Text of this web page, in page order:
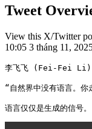
Tweet
View this X/Twitter
10:05 3 tháng 11,
李飞飞 (Fei-Fei Li)
“自然界中没有语言。
语言仅仅是生成的信号。